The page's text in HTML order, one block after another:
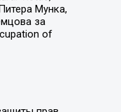
Мунка,
за
of